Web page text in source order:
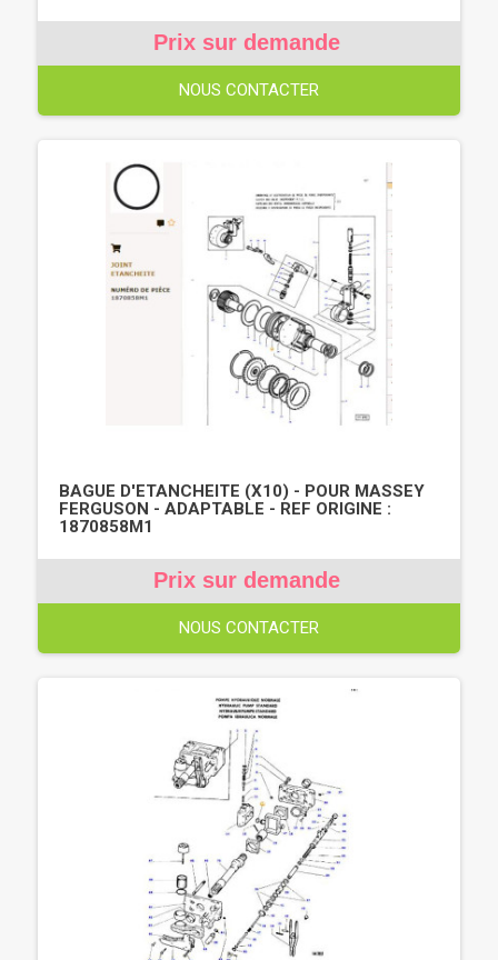
Prix sur demande
NOUS CONTACTER
BAGUE D'ETANCHEITE (X10) - POUR MASSEY
FERGUSON - ADAPTABLE - REF ORIGINE :
1870858M1
Prix sur demande
NOUS CONTACTER